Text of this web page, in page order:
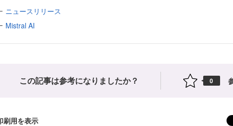
ニュースリリース
Mistral AI
この記事は参考になりましたか？ 0
刷用を表示